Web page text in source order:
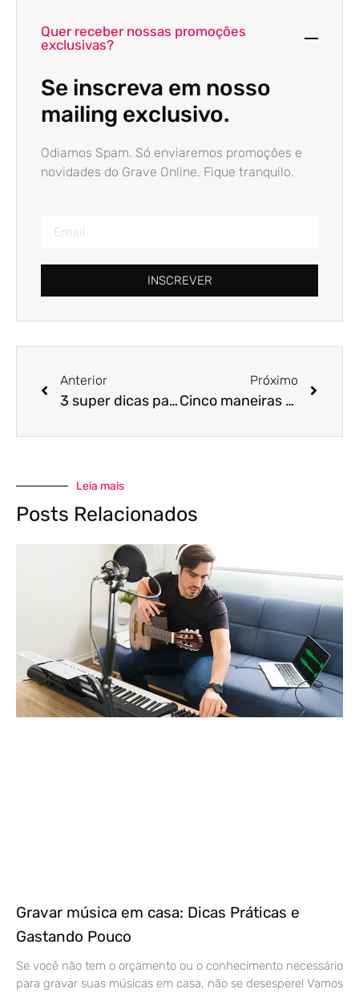
Quer receber nossas promoções
exclusivas?
Se inscreva em nosso
mailing exclusivo.
Odiamos Spam. Só enviaremos promoções e
novidades do Grave Online. Fique tranquilo.
INSCREVER
Anterior
3 super dicas para você evitar a rouquidão
Próximo
Cinco maneiras de garantir a qualidade no processo de gravação em casa
Leia mais
Posts Relacionados
Gravar música em casa: Dicas Práticas e
Gastando Pouco
Se você não tem o orçamento ou o conhecimento necessário
para gravar suas músicas em casa, não se desespere! Vamos